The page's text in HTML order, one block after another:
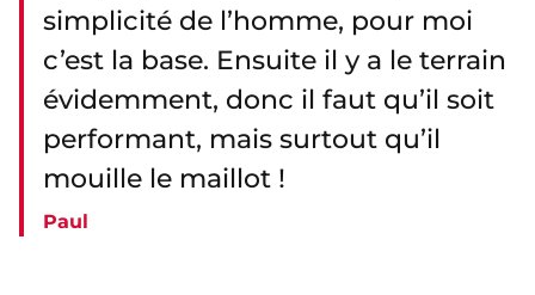
simplicité de l’homme, pour moi
c’est la base. Ensuite il y a le terrain
évidemment, donc il faut qu’il soit
performant, mais surtout qu’il
mouille le maillot !
Paul